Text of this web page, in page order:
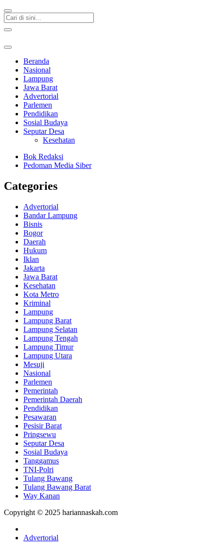
Beranda
Nasional
Lampung
Jawa Barat
Advertorial
Parlemen
Pendidikan
Sosial Budaya
Seputar Desa
Kesehatan
Bok Redaksi
Pedoman Media Siber
Categories
Advertorial
Bandar Lampung
Bisnis
Bogor
Daerah
Hukum
Iklan
Jakarta
Jawa Barat
Kesehatan
Kota Metro
Kriminal
Lampung
Lampung Barat
Lampung Selatan
Lampung Tengah
Lampung Timur
Lampung Utara
Mesuji
Nasional
Parlemen
Pemerintah
Pemerintah Daerah
Pendidikan
Pesawaran
Pesisir Barat
Pringsewu
Seputar Desa
Sosial Budaya
Tanggamus
TNI-Polri
Tulang Bawang
Tulang Bawang Barat
Way Kanan
Copyright © 2025 hariannaskah.com
Advertorial